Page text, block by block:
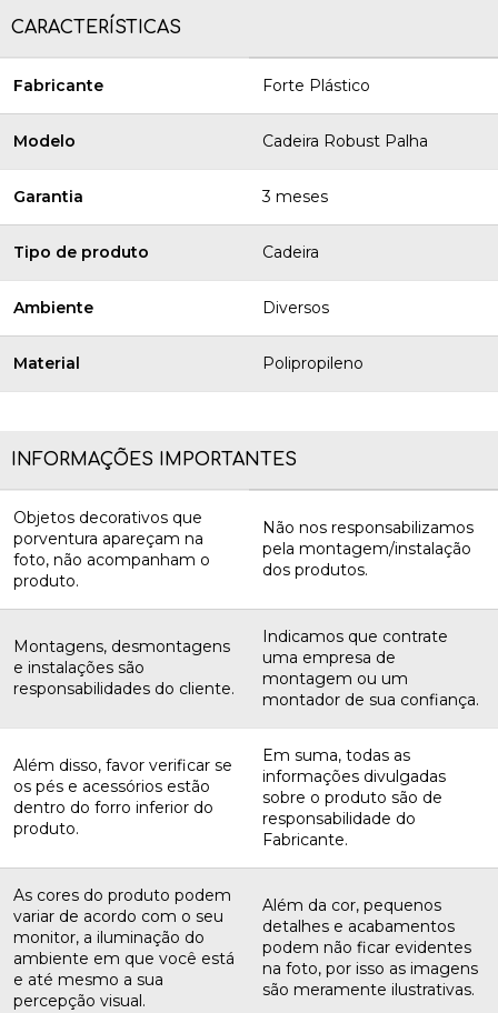
CARACTERÍSTICAS
Fabricante Forte Plástico
Modelo Cadeira Robust Palha
Garantia 3 meses
Tipo de produto Cadeira
Ambiente Diversos
Material Polipropileno
INFORMAÇÕES IMPORTANTES
Objetos decorativos que
porventura apareçam na
foto, não acompanham o
produto.
Não nos responsabilizamos
pela montagem/instalação
dos produtos.
Montagens, desmontagens
e instalações são
responsabilidades do cliente.
Indicamos que contrate
uma empresa de
montagem ou um
montador de sua confiança.
Além disso, favor verificar se
os pés e acessórios estão
dentro do forro inferior do
produto.
Em suma, todas as
informações divulgadas
sobre o produto são de
responsabilidade do
Fabricante.
As cores do produto podem
variar de acordo com o seu
monitor, a iluminação do
ambiente em que você está
e até mesmo a sua
percepção visual.
Além da cor, pequenos
detalhes e acabamentos
podem não ficar evidentes
na foto, por isso as imagens
são meramente ilustrativas.